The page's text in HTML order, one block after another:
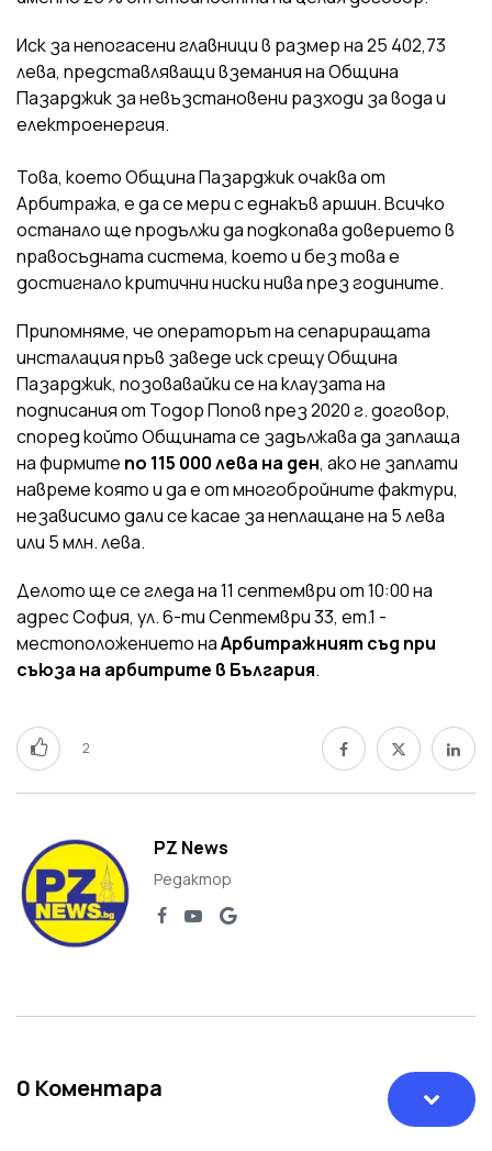
Иск за непогасени главници в размер на 25 402,73
лева, представляващи вземания на Община
Пазарджик за невъзстановени разходи за вода и
електроенергия.
Това, което Община Пазарджик очаква от
Арбитража, е да се мери с еднакъв аршин. Всичко
останало ще продължи да подкопава доверието в
правосъдната система, което и без това е
достигнало критични ниски нива през годините.
Припомняме, че операторът на сепариращата
инсталация пръв заведе иск срещу Община
Пазарджик, позовавайки се на клаузата на
подписания от Тодор Попов през 2020 г. договор,
според който Общината се задължава да заплаща
на фирмите по 115 000 лева на ден, ако не заплати
навреме която и да е от многобройните фактури,
независимо дали се касае за неплащане на 5 лева
или 5 млн. лева.
Делото ще се гледа на 11 септември от 10:00 на
адрес София, ул. 6-ти Септември 33, ет.1 -
местоположението наАрбитражният съд при
съюза на арбитрите в България.
2
PZ News
Редактор
0 Коментара